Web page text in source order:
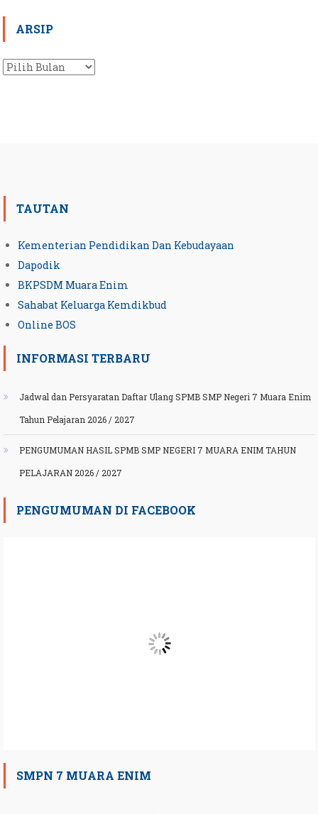
ARSIP
Arsip
TAUTAN
Kementerian Pendidikan Dan Kebudayaan
Dapodik
BKPSDM Muara Enim
Sahabat Keluarga Kemdikbud
Online BOS
INFORMASI TERBARU
Jadwal dan Persyaratan Daftar Ulang SPMB SMP Negeri 7 Muara Enim
Tahun Pelajaran 2026 / 2027
PENGUMUMAN HASIL SPMB SMP NEGERI 7 MUARA ENIM TAHUN
PELAJARAN 2026 / 2027
PENGUMUMAN DI FACEBOOK
SMPN 7 MUARA ENIM